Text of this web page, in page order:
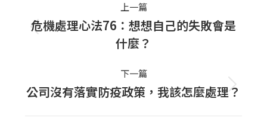
navigation
上一篇
上
一
篇
文
危機處理心法76：想想自己的失敗會是
什麼？
下一篇
下
公司沒有落實防疫政策，我該怎麼處理？